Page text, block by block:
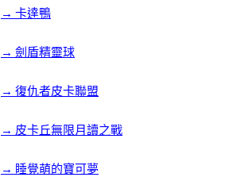
→ 卡達鴨
→ 劍盾精靈球
→ 復仇者皮卡聯盟
→ 皮卡丘無限月讀之戰
→ 睡覺萌的寶可夢